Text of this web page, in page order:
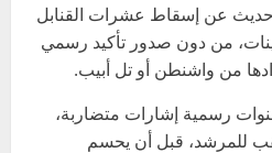
عن إسقاط عشرات القنابل
من دون صدور تأكيد رسمي
من واشنطن أو تل أبيب.
رسمية إشارات متضاربة،
للمرشد، قبل أن يحسم